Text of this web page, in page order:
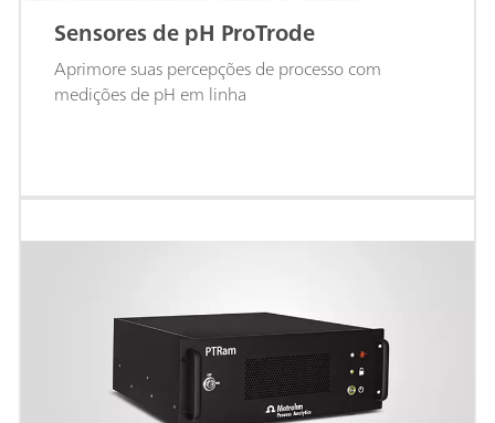
Sensores de pH ProTrode
Aprimore suas percepções de processo com
medições de pH em linha